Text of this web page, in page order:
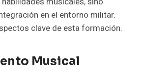
en el entorno militar.
clave de esta formación.
Musical